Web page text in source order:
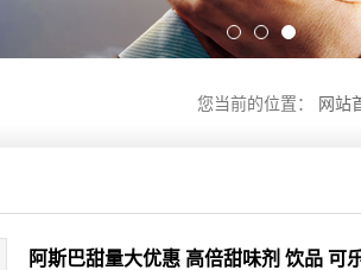
您当前的位置： 网站
阿斯巴甜量大优惠 高倍甜味剂 饮品 可